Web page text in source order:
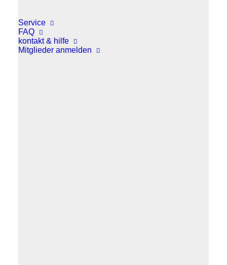
Service
FAQ
kontakt & hilfe
Mitglieder anmelden